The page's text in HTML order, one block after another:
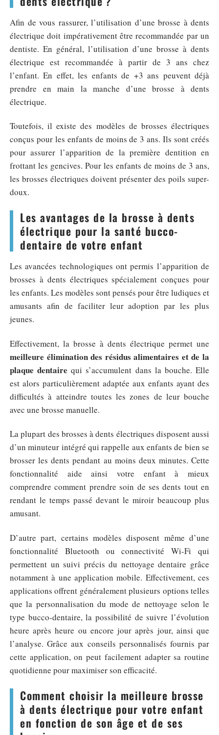
Afin de vous rassurer, l’utilisation d’une brosse à dents
électrique doit impérativement être recommandée par un
dentiste. En général, l’utilisation d’une brosse à dents
électrique est recommandée à partir de 3 ans chez
l’enfant. En effet, les enfants de +3 ans peuvent déjà
prendre en main la manche d’une brosse à dents
électrique.
Toutefois, il existe des modèles de brosses électriques
conçus pour les enfants de moins de 3 ans. Ils sont créés
pour assurer l’apparition de la première dentition en
frottant les gencives. Pour les enfants de moins de 3 ans,
les brosses électriques doivent présenter des poils super-
doux.
Les avantages de la brosse à dents
électrique pour la santé bucco-
dentaire de votre enfant
Les avancées technologiques ont permis l’apparition de
brosses à dents électriques spécialement conçues pour
les enfants. Les modèles sont pensés pour être ludiques et
amusants afin de faciliter leur adoption par les plus
jeunes.
Effectivement, la brosse à dents électrique permet une
meilleure élimination des résidus alimentaires et de la
plaque dentaire qui s’accumulent dans la bouche. Elle
est alors particulièrement adaptée aux enfants ayant des
difficultés à atteindre toutes les zones de leur bouche
avec une brosse manuelle.
La plupart des brosses à dents électriques disposent aussi
d’un minuteur intégré qui rappelle aux enfants de bien se
brosser les dents pendant au moins deux minutes. Cette
fonctionnalité aide ainsi votre enfant à mieux
comprendre comment prendre soin de ses dents tout en
rendant le temps passé devant le miroir beaucoup plus
amusant.
D’autre part, certains modèles disposent même d’une
fonctionnalité Bluetooth ou connectivité Wi-Fi qui
permettent un suivi précis du nettoyage dentaire grâce
notamment à une application mobile. Effectivement, ces
applications offrent généralement plusieurs options telles
que la personnalisation du mode de nettoyage selon le
type bucco-dentaire, la possibilité de suivre l’évolution
heure après heure ou encore jour après jour, ainsi que
l’analyse. Grâce aux conseils personnalisés fournis par
cette application, on peut facilement adapter sa routine
quotidienne pour maximiser son efficacité.
Comment choisir la meilleure brosse
à dents électrique pour votre enfant
en fonction de son âge et de ses